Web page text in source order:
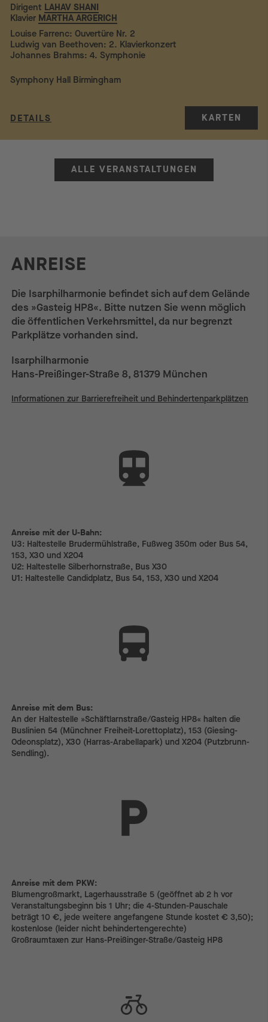
ANREISE
Die Isarphilharmonie befindet sich auf dem Gelände
des »Gasteig HP8«. Bitte nutzen Sie wenn möglich
die öffentlichen Verkehrsmittel, da nur begrenzt
Parkplätze vorhanden sind.
Isarphilharmonie
Hans-Preißinger-Straße 8, 81379 München
Informationen zur Barrierefreiheit und Behindertenparkplätzen
Anreise mit der U-Bahn:
Anreise mit der U-Bahn:
U3: Haltestelle Brudermühlstraße, Fußweg 350m oder Bus 54,
153, X30 und X204
U2: Haltestelle Silberhornstraße, Bus X30
U1: Haltestelle Candidplatz, Bus 54, 153, X30 und X204
Anreise mit dem Bus:
Anreise mit dem Bus:
An der Haltestelle »Schäftlarnstraße/Gasteig HP8« halten die
Buslinien 54 (Münchner Freiheit-Lorettoplatz), 153 (Giesing-
Odeonsplatz), X30 (Harras-Arabellapark) und X204 (Putzbrunn-
Sendling).
Anreise mit dem PKW:
Anreise mit dem PKW:
Blumengroßmarkt, Lagerhausstraße 5 (geöffnet ab 2 h vor
Veranstaltungs­beginn bis 1 Uhr; die 4-Stunden-Pauschale
beträgt 10 €, jede weitere angefangene Stunde kostet € 3,50);
kostenlose (leider nicht behindertengerechte)
Großraumtaxen zur Hans-Preißinger-Straße/­Gasteig HP8
Dirigent LAHAV SHANI
Klavier MARTHA ARGERICH
Louise Farrenc: Ouvertüre Nr. 2
Ludwig van Beethoven: 2. Klavierkonzert
Johannes Brahms: 4. Symphonie
Symphony Hall Birmingham
DETAILS KARTEN
ALLE VERANSTALTUNGEN